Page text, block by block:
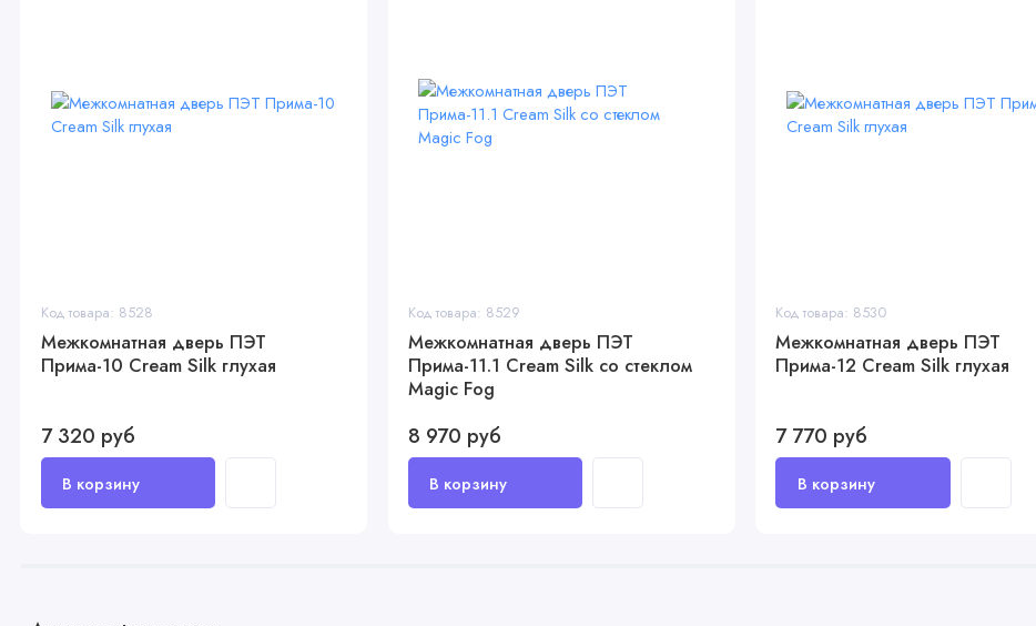
Код товара: 8528
Межкомнатная дверь ПЭТ
Прима-10 Cream Silk глухая
7 320 руб
Код товара: 8529
Межкомнатная дверь ПЭТ
Прима-11.1 Cream Silk со стеклом
Magic Fog
8 970 руб
Код товара: 8530
Межкомнатная дверь ПЭТ
Прима-12 Cream Silk глухая
7 770 руб